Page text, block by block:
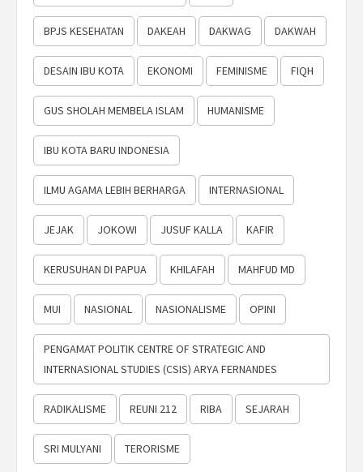
BPJS KESEHATAN DAKEAH DAKWAG DAKWAH
DESAIN IBU KOTA EKONOMI FEMINISME FIQH
GUS SHOLAH MEMBELA ISLAM HUMANISME
IBU KOTA BARU INDONESIA
ILMU AGAMA LEBIH BERHARGA INTERNASIONAL
JEJAK JOKOWI JUSUF KALLA KAFIR
KERUSUHAN DI PAPUA KHILAFAH MAHFUD MD
MUI NASIONAL NASIONALISME OPINI
PENGAMAT POLITIK CENTRE OF STRATEGIC AND
INTERNASIONAL STUDIES (CSIS) ARYA FERNANDES
RADIKALISME REUNI 212 RIBA SEJARAH
SRI MULYANI TERORISME